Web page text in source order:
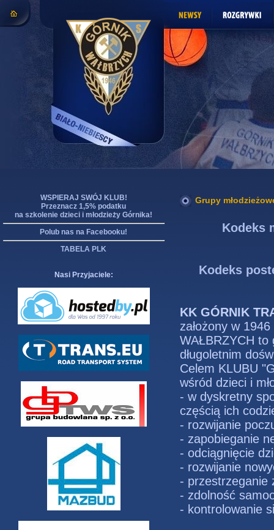
WSPIERAJ SWÓJ KLUB!
Przeznacz 1,5% podatku
na szkolenie dzieci i młodzieży Górnika!
Polub nas na Facebooku!
TABELA PLK
Nasi Przyjaciele:
Grupy
Kodeks
Kodeks
KK GÓRNIK
założony w
WAŁBRZYCH
długoletnim
Celem KLUBU
wśród dzieci i
- w dyskretny
częścią ich
- rozwijanie
- zapobieganie
- odciągnięcie
- rozwijanie
- przestrzeganie
- zdolność
- kontrolowanie